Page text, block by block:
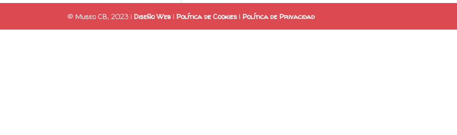
© Museo CB, 2023 | Diseño Web | Política de Cookies | Política de Privacidad